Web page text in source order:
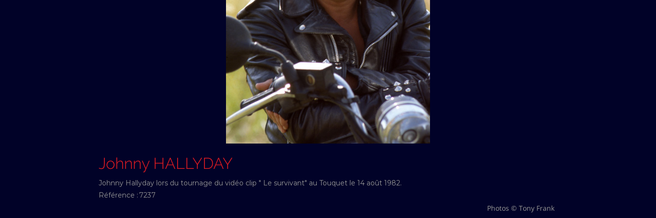
Johnny HALLYDAY
Johnny Hallyday lors du tournage du vidéo clip " Le survivant" au Touquet le 14 août 1982.
Référence : 7237
Photos © Tony Frank